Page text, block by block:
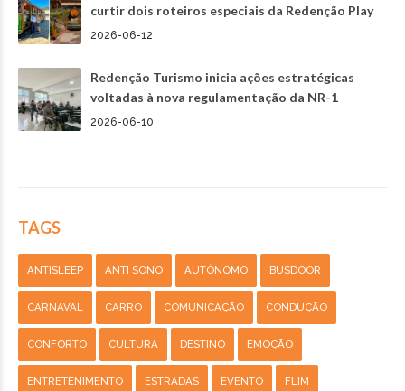
curtir dois roteiros especiais da Redenção Play
2026-06-12
Redenção Turismo inicia ações estratégicas
voltadas à nova regulamentação da NR-1
2026-06-10
TAGS
ANTISLEEP ANTI SONO AUTÔNOMO BUSDOOR
CARNAVAL CARRO COMUNICAÇÃO CONDUÇÃO
CONFORTO CULTURA DESTINO EMOÇÃO
ENTRETENIMENTO ESTRADAS EVENTO FLIM